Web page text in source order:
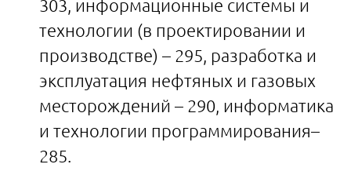
303, информационные системы и
технологии (в проектировании и
производстве) – 295, разработка и
эксплуатация нефтяных и газовых
месторождений – 290, информатика
и технологии программирования–
285.